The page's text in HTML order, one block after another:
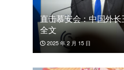
直击慕安会：中国外
全文
2025 年 2 月 15 日